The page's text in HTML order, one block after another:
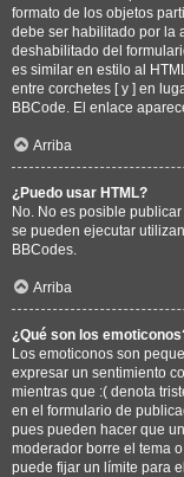
formato de los objetos
debe ser habilitado por la
deshabilitado del
es similar en estilo al
entre corchetes [ y ] en
BBCode. El enlace
Arriba
¿Puedo usar HTML?
No. No es posible
se pueden ejecutar
BBCodes.
Arriba
¿Qué son los
Los emoticonos son
expresar un sentimiento
mientras que :( denota
en el formulario de
pues pueden hacer que
moderador borre el tema
puede fijar un límite para